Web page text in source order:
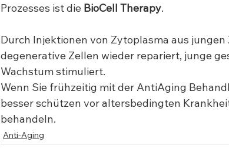
Prozesses ist die BioCell Therapy.
Durch Injektionen von Zytoplasma aus
degenerative Zellen wieder repariert, junge
Wachstum stimuliert.
Wenn Sie frühzeitig mit der AntiAging
besser schützen vor altersbedingten
behandeln.
Anti-Aging